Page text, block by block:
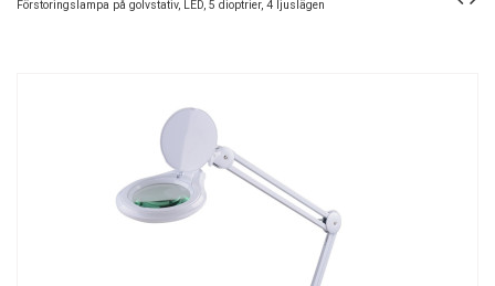
Förstoringslampa på golvstativ, LED, 5 dioptrier, 4 ljuslägen